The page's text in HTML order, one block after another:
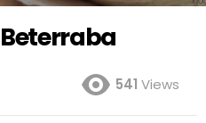
541 Views